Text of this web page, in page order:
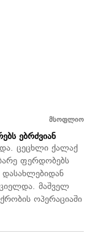
მსოფლიო
ებრძვიან
ცეცხლი ქალაქ
ფერდობებს
მაშველ
ოპერაციაში